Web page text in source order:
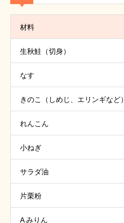
材料
生秋鮭（切身）
なす
きのこ（しめじ、エリンギなど）
れんこん
小ねぎ
サラダ油
片栗粉
A みりん